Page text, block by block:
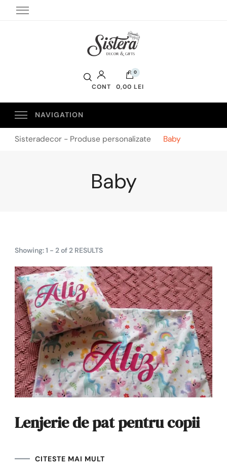
CONT
0
0,00 LEI
Sisteradecor - Produse personalizate Baby
Baby
Showing: 1 - 2 of 2 RESULTS
Lenjerie de pat pentru copii
CITESTE MAI MULT